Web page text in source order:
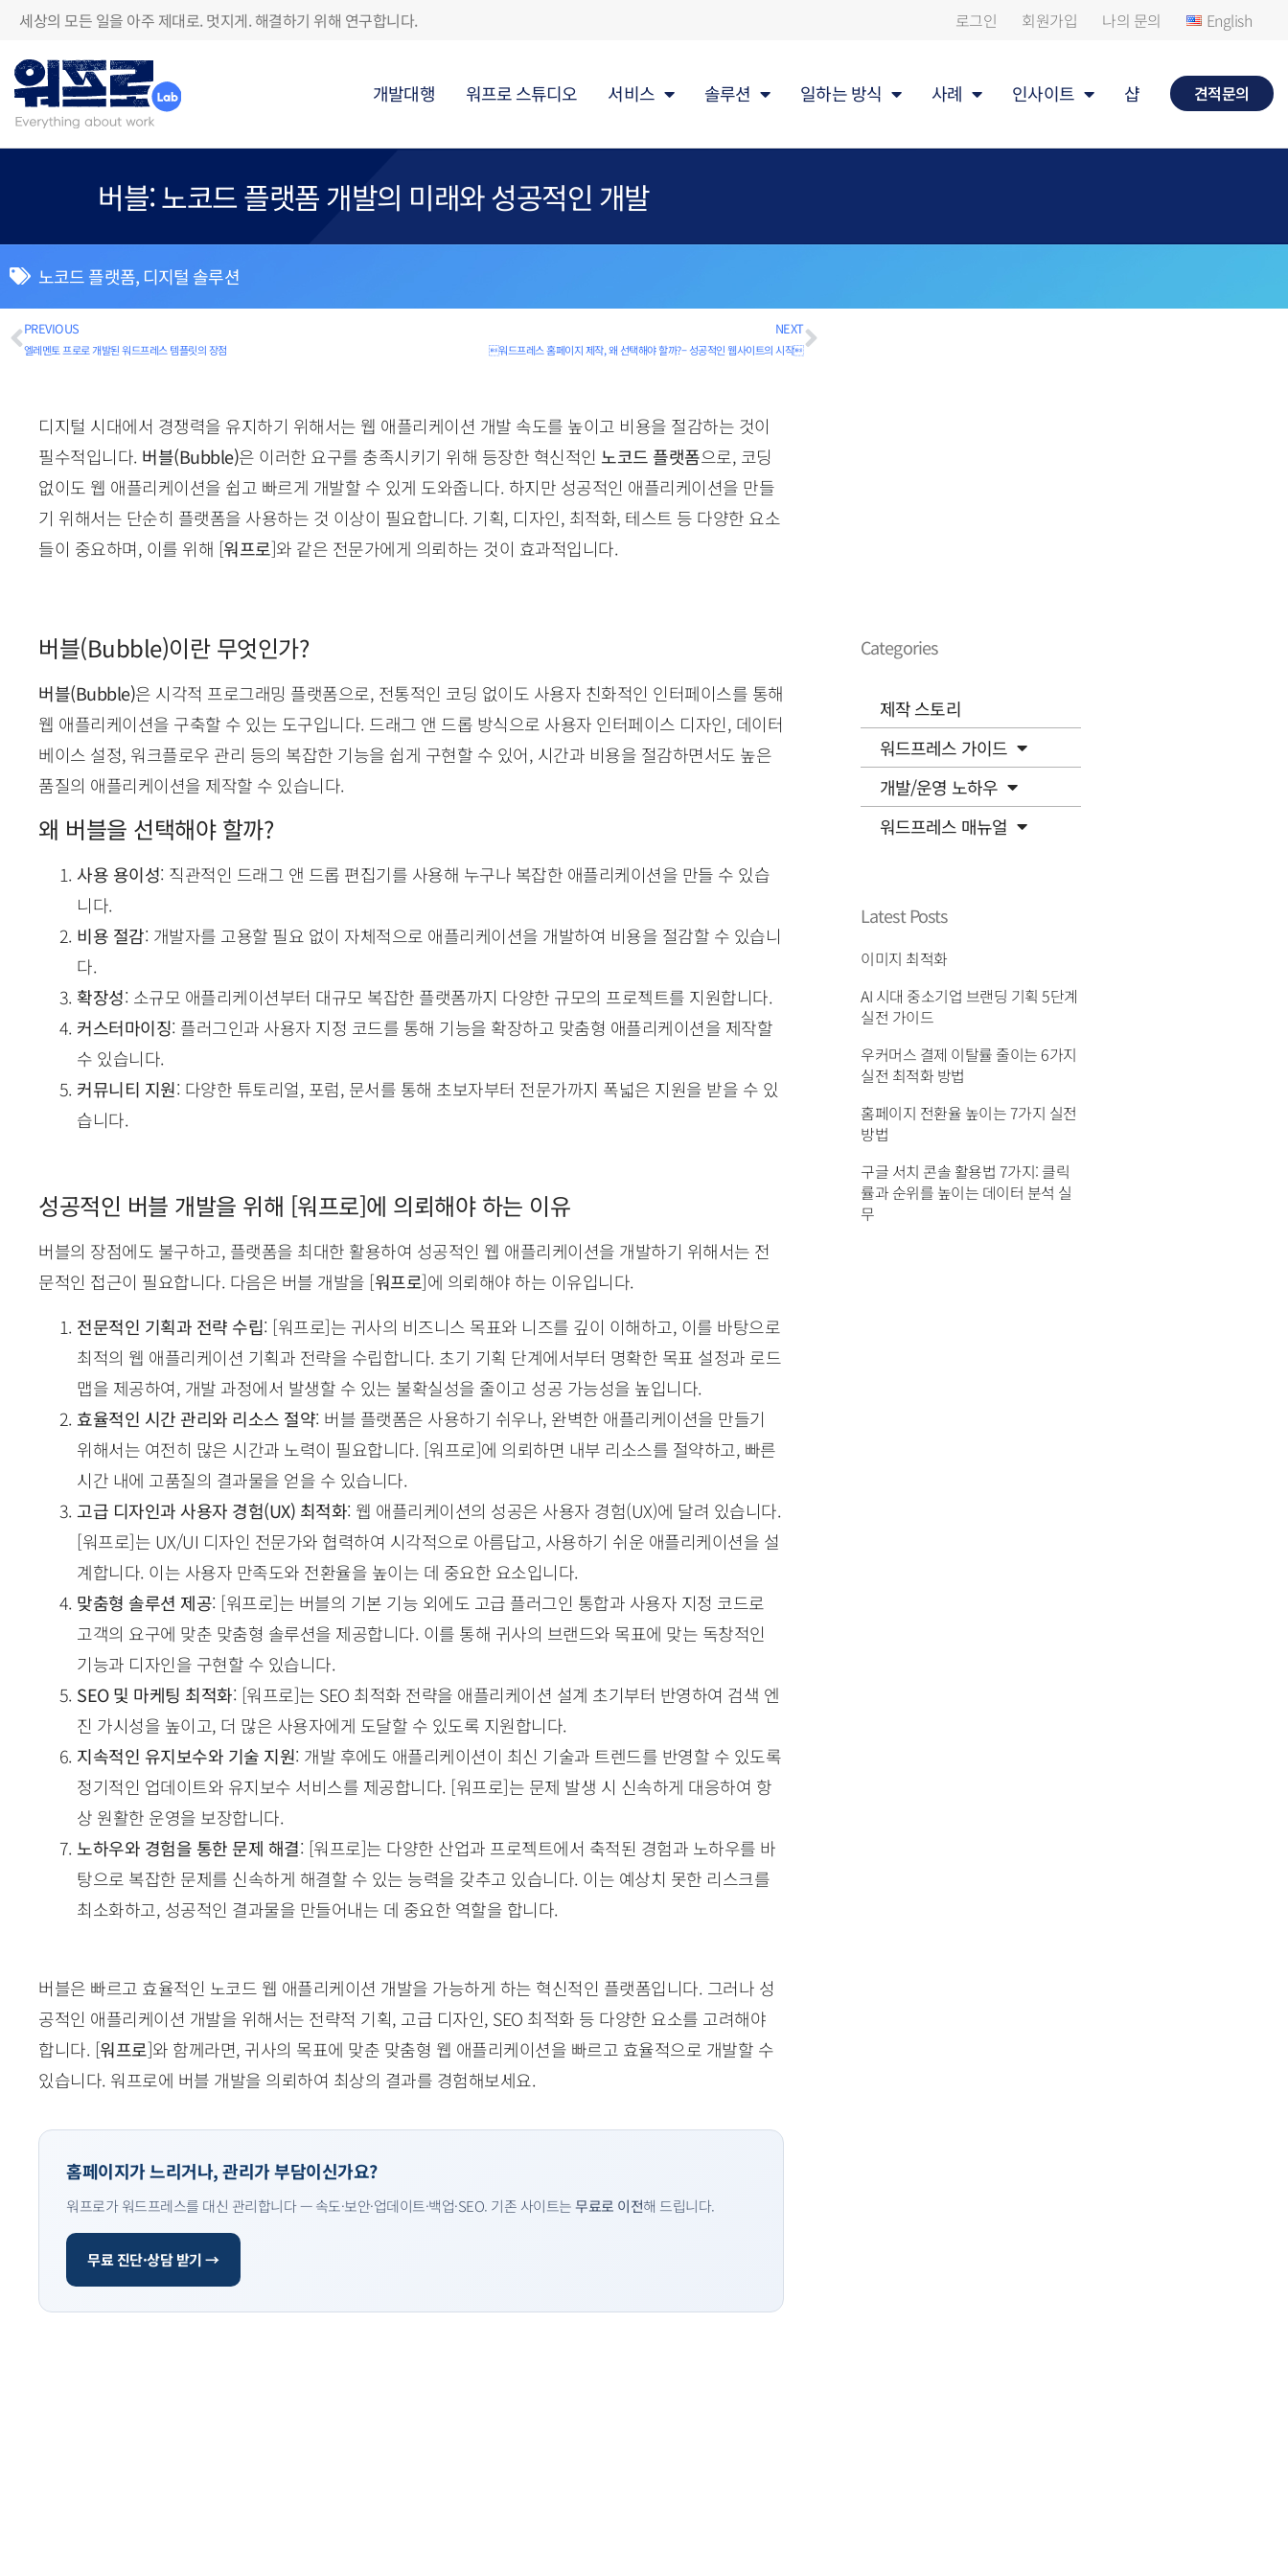
세상의 모든 일을 아주 제대로. 멋지게. 해결하기 위해 연구합니다. 로그인 회원가입 나의 문의 English
개발대행 워프로 스튜디오 서비스 솔루션 일하는 방식 사례 인사이트 샵 견적문의
버블: 노코드 플랫폼 개발의 미래와 성공적인 개발
노코드 플랫폼, 디지털 솔루션
PREVIOUS
엘레멘토 프로로 개발된 워드프레스 템플릿의 장점
NEXT
워드프레스 홈페이지 제작, 왜 선택해야 할까?– 성공적인 웹사이트의 시작
디지털 시대에서 경쟁력을 유지하기 위해서는 웹 애플리케이션 개발 속도를 높이고 비용을 절감하는 것이
필수적입니다. 버블(Bubble)은 이러한 요구를 충족시키기 위해 등장한 혁신적인 노코드 플랫폼으로, 코딩
없이도 웹 애플리케이션을 쉽고 빠르게 개발할 수 있게 도와줍니다. 하지만 성공적인 애플리케이션을 만들
기 위해서는 단순히 플랫폼을 사용하는 것 이상이 필요합니다. 기획, 디자인, 최적화, 테스트 등 다양한 요소
들이 중요하며, 이를 위해 [워프로]와 같은 전문가에게 의뢰하는 것이 효과적입니다.
버블(Bubble)이란 무엇인가?
버블(Bubble)은 시각적 프로그래밍 플랫폼으로, 전통적인 코딩 없이도 사용자 친화적인 인터페이스를 통해
웹 애플리케이션을 구축할 수 있는 도구입니다. 드래그 앤 드롭 방식으로 사용자 인터페이스 디자인, 데이터
베이스 설정, 워크플로우 관리 등의 복잡한 기능을 쉽게 구현할 수 있어, 시간과 비용을 절감하면서도 높은
품질의 애플리케이션을 제작할 수 있습니다.
왜 버블을 선택해야 할까?
사용 용이성: 직관적인 드래그 앤 드롭 편집기를 사용해 누구나 복잡한 애플리케이션을 만들 수 있습
니다.
비용 절감: 개발자를 고용할 필요 없이 자체적으로 애플리케이션을 개발하여 비용을 절감할 수 있습니
다.
확장성: 소규모 애플리케이션부터 대규모 복잡한 플랫폼까지 다양한 규모의 프로젝트를 지원합니다.
커스터마이징: 플러그인과 사용자 지정 코드를 통해 기능을 확장하고 맞춤형 애플리케이션을 제작할
수 있습니다.
커뮤니티 지원: 다양한 튜토리얼, 포럼, 문서를 통해 초보자부터 전문가까지 폭넓은 지원을 받을 수 있
습니다.
성공적인 버블 개발을 위해 [워프로]에 의뢰해야 하는 이유
버블의 장점에도 불구하고, 플랫폼을 최대한 활용하여 성공적인 웹 애플리케이션을 개발하기 위해서는 전
문적인 접근이 필요합니다. 다음은 버블 개발을 [워프로]에 의뢰해야 하는 이유입니다.
전문적인 기획과 전략 수립: [워프로]는 귀사의 비즈니스 목표와 니즈를 깊이 이해하고, 이를 바탕으로
최적의 웹 애플리케이션 기획과 전략을 수립합니다. 초기 기획 단계에서부터 명확한 목표 설정과 로드
맵을 제공하여, 개발 과정에서 발생할 수 있는 불확실성을 줄이고 성공 가능성을 높입니다.
효율적인 시간 관리와 리소스 절약: 버블 플랫폼은 사용하기 쉬우나, 완벽한 애플리케이션을 만들기
위해서는 여전히 많은 시간과 노력이 필요합니다. [워프로]에 의뢰하면 내부 리소스를 절약하고, 빠른
시간 내에 고품질의 결과물을 얻을 수 있습니다.
고급 디자인과 사용자 경험(UX) 최적화: 웹 애플리케이션의 성공은 사용자 경험(UX)에 달려 있습니다.
[워프로]는 UX/UI 디자인 전문가와 협력하여 시각적으로 아름답고, 사용하기 쉬운 애플리케이션을 설
계합니다. 이는 사용자 만족도와 전환율을 높이는 데 중요한 요소입니다.
맞춤형 솔루션 제공: [워프로]는 버블의 기본 기능 외에도 고급 플러그인 통합과 사용자 지정 코드로
고객의 요구에 맞춘 맞춤형 솔루션을 제공합니다. 이를 통해 귀사의 브랜드와 목표에 맞는 독창적인
기능과 디자인을 구현할 수 있습니다.
SEO 및 마케팅 최적화: [워프로]는 SEO 최적화 전략을 애플리케이션 설계 초기부터 반영하여 검색 엔
진 가시성을 높이고, 더 많은 사용자에게 도달할 수 있도록 지원합니다.
지속적인 유지보수와 기술 지원: 개발 후에도 애플리케이션이 최신 기술과 트렌드를 반영할 수 있도록
정기적인 업데이트와 유지보수 서비스를 제공합니다. [워프로]는 문제 발생 시 신속하게 대응하여 항
상 원활한 운영을 보장합니다.
노하우와 경험을 통한 문제 해결: [워프로]는 다양한 산업과 프로젝트에서 축적된 경험과 노하우를 바
탕으로 복잡한 문제를 신속하게 해결할 수 있는 능력을 갖추고 있습니다. 이는 예상치 못한 리스크를
최소화하고, 성공적인 결과물을 만들어내는 데 중요한 역할을 합니다.
버블은 빠르고 효율적인 노코드 웹 애플리케이션 개발을 가능하게 하는 혁신적인 플랫폼입니다. 그러나 성
공적인 애플리케이션 개발을 위해서는 전략적 기획, 고급 디자인, SEO 최적화 등 다양한 요소를 고려해야
합니다. [워프로]와 함께라면, 귀사의 목표에 맞춘 맞춤형 웹 애플리케이션을 빠르고 효율적으로 개발할 수
있습니다. 워프로에 버블 개발을 의뢰하여 최상의 결과를 경험해보세요.
홈페이지가 느리거나, 관리가 부담이신가요?
워프로가 워드프레스를 대신 관리합니다 — 속도·보안·업데이트·백업·SEO. 기존 사이트는무료로 이전해 드립니다.
무료 진단·상담 받기 →
Categories
제작 스토리
워드프레스 가이드
개발/운영 노하우
워드프레스 매뉴얼
Latest Posts
이미지 최적화
AI 시대 중소기업 브랜딩 기획 5단계
실전 가이드
우커머스 결제 이탈률 줄이는 6가지
실전 최적화 방법
홈페이지 전환율 높이는 7가지 실전
방법
구글 서치 콘솔 활용법 7가지: 클릭
률과 순위를 높이는 데이터 분석 실
무